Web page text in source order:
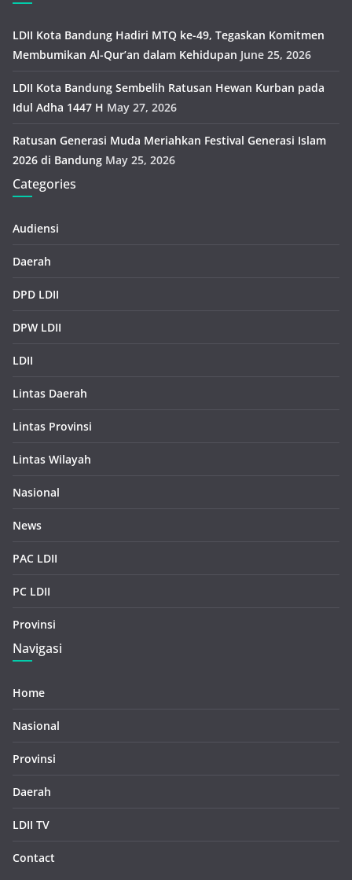
LDII Kota Bandung Hadiri MTQ ke-49, Tegaskan Komitmen
Membumikan Al-Qur’an dalam Kehidupan June 25, 2026
LDII Kota Bandung Sembelih Ratusan Hewan Kurban pada
Idul Adha 1447 H May 27, 2026
Ratusan Generasi Muda Meriahkan Festival Generasi Islam
2026 di Bandung May 25, 2026
Categories
Audiensi
Daerah
DPD LDII
DPW LDII
LDII
Lintas Daerah
Lintas Provinsi
Lintas Wilayah
Nasional
News
PAC LDII
PC LDII
Provinsi
Navigasi
Home
Nasional
Provinsi
Daerah
LDII TV
Contact